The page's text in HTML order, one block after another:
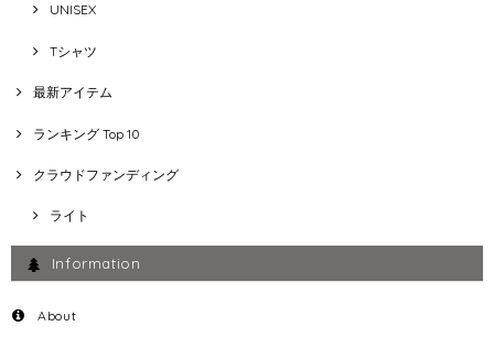
UNISEX
Tシャツ
最新アイテム
ランキング Top 10
クラウドファンディング
ライト
Information
About